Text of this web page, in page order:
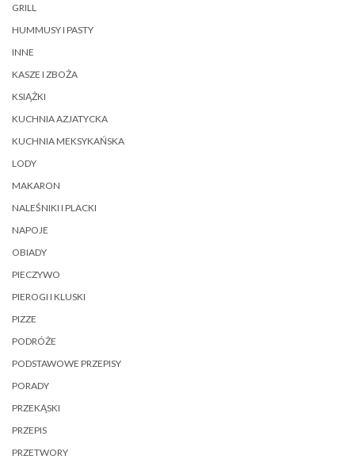
GRILL
HUMMUSY I PASTY
INNE
KASZE I ZBOŻA
KSIĄŻKI
KUCHNIA AZJATYCKA
KUCHNIA MEKSYKAŃSKA
LODY
MAKARON
NALEŚNIKI I PLACKI
NAPOJE
OBIADY
PIECZYWO
PIEROGI I KLUSKI
PIZZE
PODRÓŻE
PODSTAWOWE PRZEPISY
PORADY
PRZEKĄSKI
PRZEPIS
PRZETWORY